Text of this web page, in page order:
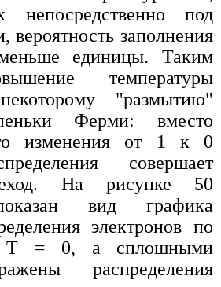
непосредственно под
заполнения
единицы. Таким
температуры
"размытию"
Ферми: вместо
изменения от 1 к 0
совершает
На рисунке 50
вид графика
электронов по
Т = 0, а сплошными
распределения